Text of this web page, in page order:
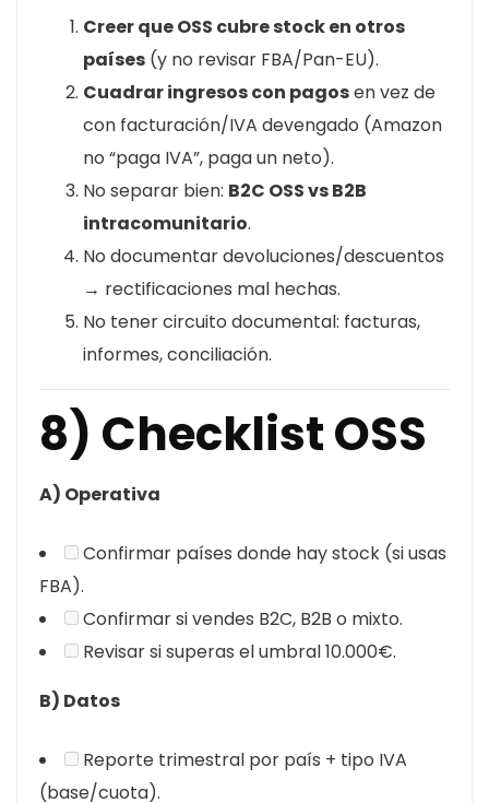
Creer que OSS cubre stock en otros
países (y no revisar FBA/Pan-EU).
Cuadrar ingresos con pagosen vez de
con facturación/IVA devengado (Amazon
no “paga IVA”, paga un neto).
No separar bien: B2C OSS vs B2B
intracomunitario.
No documentar devoluciones/descuentos
→ rectificaciones mal hechas.
No tener circuito documental: facturas,
informes, conciliación.
8) Checklist OSS
A) Operativa
Confirmar países donde hay stock (si usas
FBA).
Confirmar si vendes B2C, B2B o mixto.
Revisar si superas el umbral 10.000€.
B) Datos
Reporte trimestral por país + tipo IVA
(base/cuota).